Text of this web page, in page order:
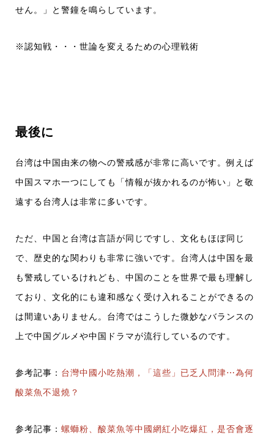
せん。」と警鐘を鳴らしています。
※認知戦・・・世論を変えるための心理戦術
最後に
台湾は中国由来の物への警戒感が非常に高いです。例えば
中国スマホ一つにしても「情報が抜かれるのが怖い」と敬
遠する台湾人は非常に多いです。
ただ、中国と台湾は言語が同じですし、文化もほぼ同じ
で、歴史的な関わりも非常に強いです。台湾人は中国を最
も警戒しているけれども、中国のことを世界で最も理解し
ており、文化的にも違和感なく受け入れることができるの
は間違いありません。台湾ではこうした微妙なバランスの
上で中国グルメや中国ドラマが流行しているのです。
参考記事： 台灣中國小吃熱潮，「這些」已乏人問津⋯為何
酸菜魚不退燒？
参考記事： 螺螄粉、酸菜魚等中國網紅小吃爆紅，是否會逐